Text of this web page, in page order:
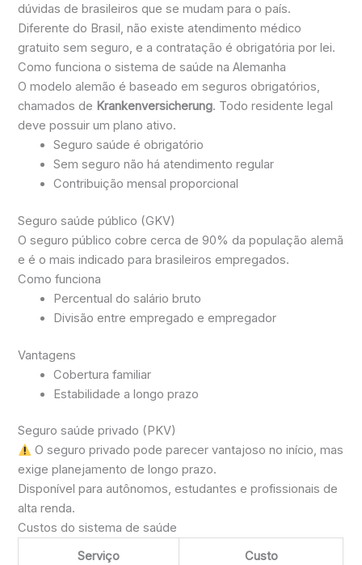
dúvidas de brasileiros que se mudam para o país.
Diferente do Brasil, não existe atendimento médico
gratuito sem seguro, e a contratação é obrigatória por lei.
Como funciona o sistema de saúde na Alemanha
O modelo alemão é baseado em seguros obrigatórios,
chamados de Krankenversicherung. Todo residente legal
deve possuir um plano ativo.
Seguro saúde é obrigatório
Sem seguro não há atendimento regular
Contribuição mensal proporcional
Seguro saúde público (GKV)
O seguro público cobre cerca de 90% da população alemã
e é o mais indicado para brasileiros empregados.
Como funciona
Percentual do salário bruto
Divisão entre empregado e empregador
Vantagens
Cobertura familiar
Estabilidade a longo prazo
Seguro saúde privado (PKV)
O seguro privado pode parecer vantajoso no início, mas
exige planejamento de longo prazo.
Disponível para autônomos, estudantes e profissionais de
alta renda.
Custos do sistema de saúde
Serviço
Custo